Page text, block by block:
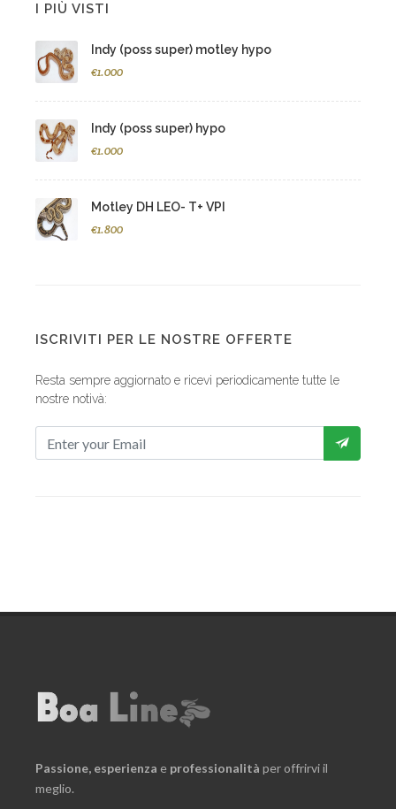
I PIÙ VISTI
Indy (poss super) motley hypo
€1.000
Indy (poss super) hypo
€1.000
Motley DH LEO- T+ VPI
€1.800
ISCRIVITI PER LE NOSTRE OFFERTE
Resta sempre aggiornato e ricevi periodicamente tutte le
nostre notivà:
Passione, esperienza e professionalità per offrirvi il
meglio.